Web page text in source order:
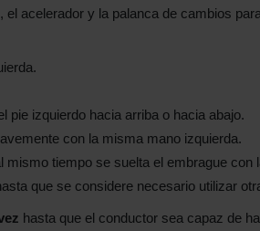
acelerador y la palanca de cambios
pie izquierdo hacia arriba o hacia abajo.
con la misma mano izquierda.
tiempo se suelta el embrague con
que se considere necesario utilizar
hasta que el conductor sea capaz de